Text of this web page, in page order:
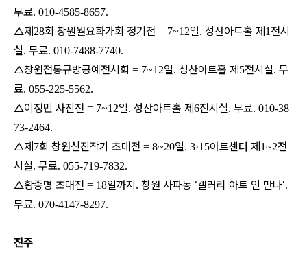
무료. 010-4585-8657.
△제28회 창원월요화가회 정기전 = 7~12일. 성산아트홀 제1전시
실. 무료. 010-7488-7740.
△창원전통규방공예전시회 = 7~12일. 성산아트홀 제5전시실. 무
료. 055-225-5562.
△이정민 사진전 = 7~12일. 성산아트홀 제6전시실. 무료. 010-38
73-2464.
△제7회 창원신진작가 초대전 = 8~20일. 3·15아트센터 제1~2전
시실. 무료. 055-719-7832.
△황종명 초대전 = 18일까지. 창원 사파동 ‘갤러리 아트 인 만나’.
무료. 070-4147-8297.
진주